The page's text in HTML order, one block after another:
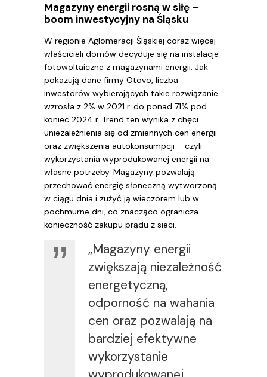
Magazyny energii rosną w siłę –
boom inwestycyjny na Śląsku
W regionie Aglomeracji Śląskiej coraz więcej
właścicieli domów decyduje się na instalacje
fotowoltaiczne z magazynami energii. Jak
pokazują dane firmy Otovo, liczba
inwestorów wybierających takie rozwiązanie
wzrosła z 2% w 2021 r. do ponad 71% pod
koniec 2024 r. Trend ten wynika z chęci
uniezależnienia się od zmiennych cen energii
oraz zwiększenia autokonsumpcji – czyli
wykorzystania wyprodukowanej energii na
własne potrzeby. Magazyny pozwalają
przechować energię słoneczną wytworzoną
w ciągu dnia i zużyć ją wieczorem lub w
pochmurne dni, co znacząco ogranicza
konieczność zakupu prądu z sieci.
„Magazyny energii
zwiększają niezależność
energetyczną,
odporność na wahania
cen oraz pozwalają na
bardziej efektywne
wykorzystanie